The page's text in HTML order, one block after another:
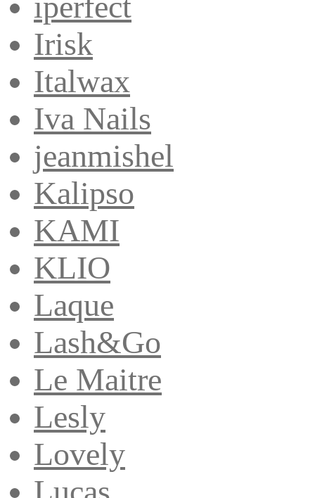
Irisk
Italwax
Iva Nails
jeanmishel
Kalipso
KAMI
KLIO
Laque
Lash&Go
Le Maitre
Lesly
Lovely